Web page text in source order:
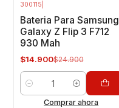
300115
Bateria Para Samsung
Galaxy Z Flip 3 F712
930 Mah
$14.900$24.900
Cantidad
Comprar ahora